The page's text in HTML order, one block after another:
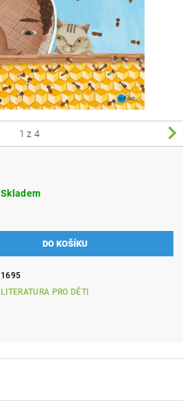
1 z 4
Skladem
1695
LITERATURA PRO DĚTI